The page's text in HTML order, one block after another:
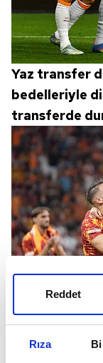
Rıza
Reddet
Yaz transfer
bedelleriyle
transferde
transfer